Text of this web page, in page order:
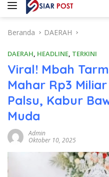
konten
Beranda DAERAH
DAERAH, HEADLINE, TERKINI
Viral! Mbah
Mahar Rp3
Palsu, Kabur
Muda
Admin
Oktober 10, 2025